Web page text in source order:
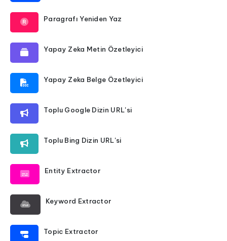
Paragrafı Yeniden Yaz
Yapay Zeka Metin Özetleyici
Yapay Zeka Belge Özetleyici
Toplu Google Dizin URL'si
Toplu Bing Dizin URL'si
Entity Extractor
Keyword Extractor
Topic Extractor